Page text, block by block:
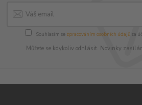
Souhlasím se zpracováním osobních údajůza
Můžete se kdykoliv odhlásit. Novinky